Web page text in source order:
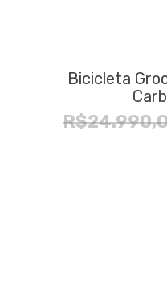
Bicicleta
R$